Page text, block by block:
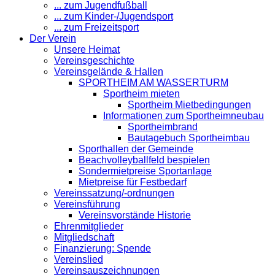
... zum Jugendfußball
... zum Kinder-/Jugendsport
... zum Freizeitsport
Der Verein
Unsere Heimat
Vereinsgeschichte
Vereinsgelände & Hallen
SPORTHEIM AM WASSERTURM
Sportheim mieten
Sportheim Mietbedingungen
Informationen zum Sportheimneubau
Sportheimbrand
Bautagebuch Sportheimbau
Sporthallen der Gemeinde
Beachvolleyballfeld bespielen
Sondermietpreise Sportanlage
Mietpreise für Festbedarf
Vereinssatzung/-ordnungen
Vereinsführung
Vereinsvorstände Historie
Ehrenmitglieder
Mitgliedschaft
Finanzierung: Spende
Vereinslied
Vereinsauszeichnungen